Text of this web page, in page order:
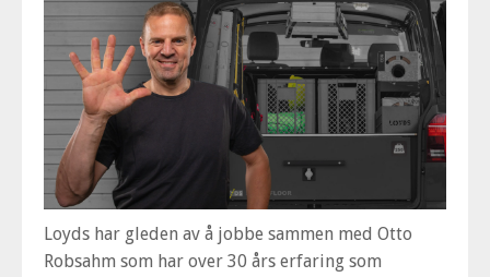
Loyds har gleden av å jobbe sammen med Otto
Robsahm som har over 30 års erfaring som